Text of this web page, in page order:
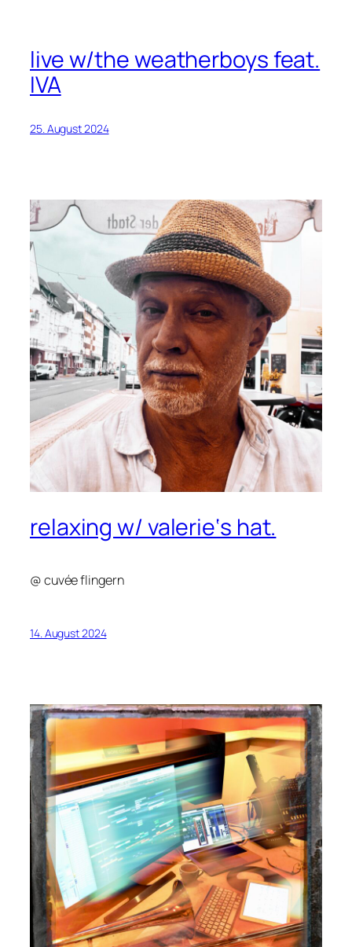
live w/the weatherboys feat.
IVA
25. August 2024
relaxing w/ valerie‘s hat.
@ cuvée flingern
14. August 2024